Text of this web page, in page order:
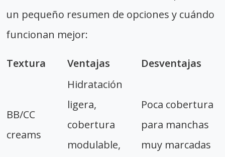
un pequeño resumen de opciones y cuándo
funcionan mejor:
Textura Ventajas Desventajas
BB/CC
creams
Hidratación
ligera,
cobertura
modulable,
Poca cobertura
para manchas
muy marcadas